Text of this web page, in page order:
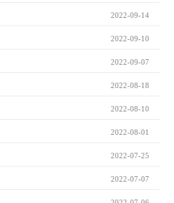
2022-09-14
2022-09-10
2022-09-07
2022-08-18
2022-08-10
2022-08-01
2022-07-25
2022-07-07